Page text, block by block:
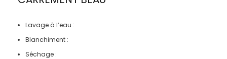
Lavage à l’eau :
Blanchiment :
Séchage :